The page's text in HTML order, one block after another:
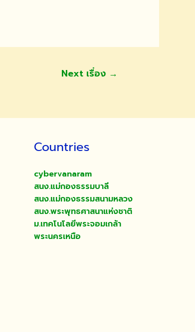
Next เรื่อง →
Countries
cybervanaram
สนง.แม่กองธรรมบาลี
สนง.แม่กองธรรมสนามหลวง
สนง.พระพุทธศาสนาแห่งชาติ
ม.เทคโนโลยีพระจอมเกล้า
พระนครเหนือ